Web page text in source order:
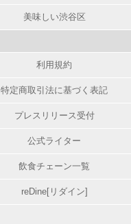
美味しい渋谷区
利用規約
特定商取引法に基づく表記
プレスリリース受付
公式ライター
飲食チェーン一覧
reDine[リダイン]